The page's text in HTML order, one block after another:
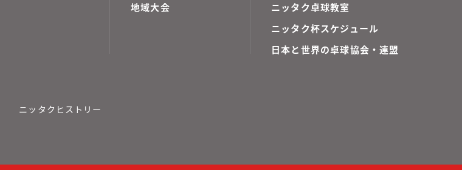
地域大会
ニッタク卓球教室
ニッタク杯スケジュール
日本と世界の卓球協会・連盟
ニッタクヒストリー